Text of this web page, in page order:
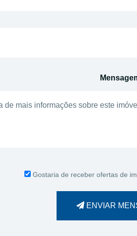
Gostaria de receber ofertas de
ENVIAR